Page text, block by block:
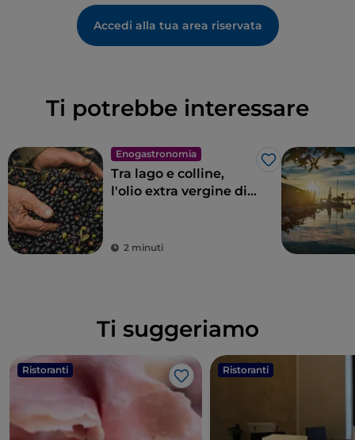
Accedi alla tua area riservata
Ti potrebbe interessare
Enogastronomia
Like
Tra lago e colline,
l'olio extra vergine di
2 minuti
Ti suggeriamo
Ristoranti
Like
Ristoranti